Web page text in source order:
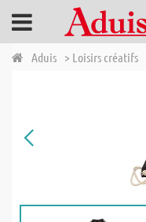
Aduis > Loisirs créatifs